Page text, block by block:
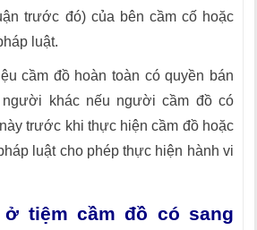
trước đó) của bên cầm cố hoặc
luật.
cầm đồ hoàn toàn có quyền bán
khác nếu người cầm đồ có
trước khi thực hiện cầm đồ hoặc
luật cho phép thực hiện hành vi
ở tiệm cầm đồ có sang